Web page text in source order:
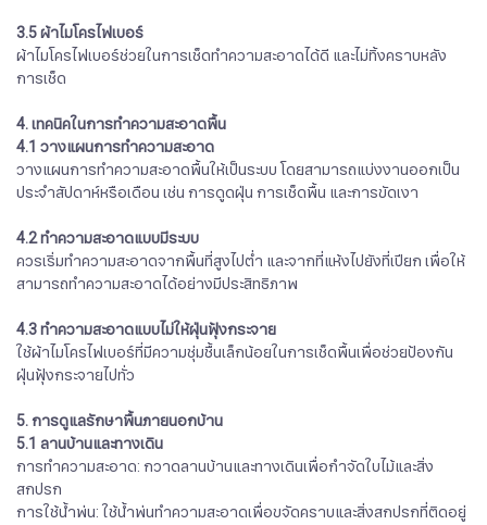
3.5 ผ้าไมโครไฟเบอร์
ผ้าไมโครไฟเบอร์ช่วยในการเช็ดทำความสะอาดได้ดี และไม่ทิ้งคราบหลัง
การเช็ด
4. เทคนิคในการทำความสะอาดพื้น
4.1 วางแผนการทำความสะอาด
วางแผนการทำความสะอาดพื้นให้เป็นระบบ โดยสามารถแบ่งงานออกเป็น
ประจำสัปดาห์หรือเดือน เช่น การดูดฝุ่น การเช็ดพื้น และการขัดเงา
4.2 ทำความสะอาดแบบมีระบบ
ควรเริ่มทำความสะอาดจากพื้นที่สูงไปต่ำ และจากที่แห้งไปยังที่เปียก เพื่อให้
สามารถทำความสะอาดได้อย่างมีประสิทธิภาพ
4.3 ทำความสะอาดแบบไม่ให้ฝุ่นฟุ้งกระจาย
ใช้ผ้าไมโครไฟเบอร์ที่มีความชุ่มชื้นเล็กน้อยในการเช็ดพื้นเพื่อช่วยป้องกัน
ฝุ่นฟุ้งกระจายไปทั่ว
5. การดูแลรักษาพื้นภายนอกบ้าน
5.1 ลานบ้านและทางเดิน
การทำความสะอาด: กวาดลานบ้านและทางเดินเพื่อกำจัดใบไม้และสิ่ง
สกปรก
การใช้น้ำพ่น: ใช้น้ำพ่นทำความสะอาดเพื่อขจัดคราบและสิ่งสกปรกที่ติดอยู่